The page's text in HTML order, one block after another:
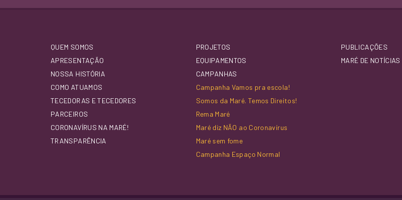
QUEM SOMOS
APRESENTAÇÃO
NOSSA HISTÓRIA
COMO ATUAMOS
TECEDORAS E TECEDORES
PARCEIROS
CORONAVÍRUS NA MARÉ!
TRANSPARÊNCIA
PROJETOS
EQUIPAMENTOS
CAMPANHAS
Campanha Vamos pra escola!
Somos da Maré. Temos Direitos!
Rema Maré
Maré diz NÃO ao Coronavírus
Maré sem fome
Campanha Espaço Normal
PUBLICAÇÕES
MARÉ DE NOTÍCIAS